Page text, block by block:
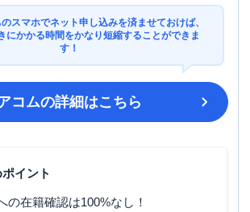
スマホでネット申し込みを済ませておけば、
にかかる時間をかなり短縮することができま
す！
コムの詳細はこちら
イント
の在籍確認は100%なし！